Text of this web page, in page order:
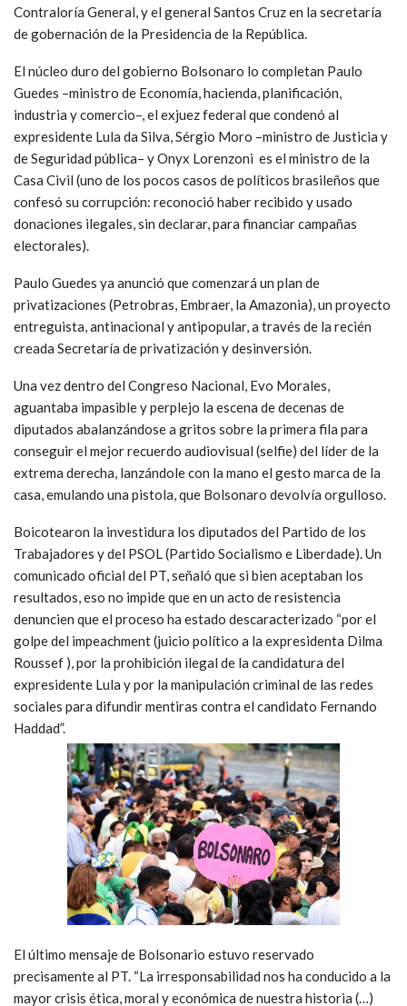
Contraloría General, y el general Santos Cruz en la secretaría
de gobernación de la Presidencia de la República.
El núcleo duro del gobierno Bolsonaro lo completan Paulo
Guedes –ministro de Economía, hacienda, planificación,
industria y comercio–, el exjuez federal que condenó al
expresidente Lula da Silva, Sérgio Moro –ministro de Justicia y
de Seguridad pública– y Onyx Lorenzoni es el ministro de la
Casa Civil (uno de los pocos casos de políticos brasileños que
confesó su corrupción: reconoció haber recibido y usado
donaciones ilegales, sin declarar, para financiar campañas
electorales).
Paulo Guedes ya anunció que comenzará un plan de
privatizaciones (Petrobras, Embraer, la Amazonia), un proyecto
entreguista, antinacional y antipopular, a través de la recién
creada Secretaría de privatización y desinversión.
Una vez dentro del Congreso Nacional, Evo Morales,
aguantaba impasible y perplejo la escena de decenas de
diputados abalanzándose a gritos sobre la primera fila para
conseguir el mejor recuerdo audiovisual (selfie) del líder de la
extrema derecha, lanzándole con la mano el gesto marca de la
casa, emulando una pistola, que Bolsonaro devolvía orgulloso.
Boicotearon la investidura los diputados del Partido de los
Trabajadores y del PSOL (Partido Socialismo e Liberdade). Un
comunicado oficial del PT, señaló que si bien aceptaban los
resultados, eso no impide que en un acto de resistencia
denuncien que el proceso ha estado descaracterizado “por el
golpe del impeachment (juicio político a la expresidenta Dilma
Roussef ), por la prohibición ilegal de la candidatura del
expresidente Lula y por la manipulación criminal de las redes
sociales para difundir mentiras contra el candidato Fernando
Haddad”.
El último mensaje de Bolsonario estuvo reservado
precisamente al PT. “La irresponsabilidad nos ha conducido a la
mayor crisis ética, moral y económica de nuestra historia (…)